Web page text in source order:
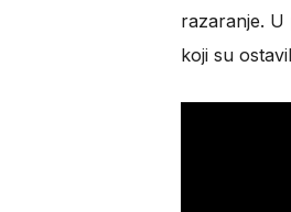
razaranje. U
koji su